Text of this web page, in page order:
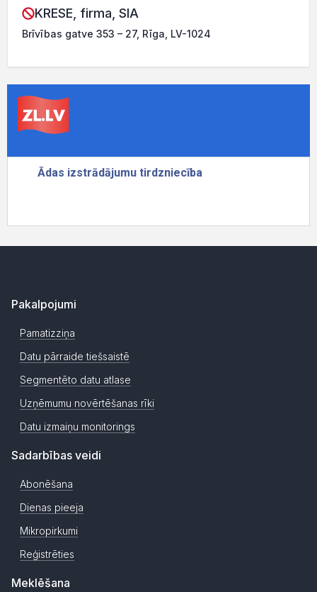
KRESE, firma, SIA
Brīvības gatve 353 – 27, Rīga, LV-1024
Pakalpojumi
Pamatizziņa
Datu pārraide tiešsaistē
Segmentēto datu atlase
Uzņēmumu novērtēšanas rīki
Datu izmaiņu monitorings
Sadarbības veidi
Abonēšana
Dienas pieeja
Mikropirkumi
Reģistrēties
Meklēšana